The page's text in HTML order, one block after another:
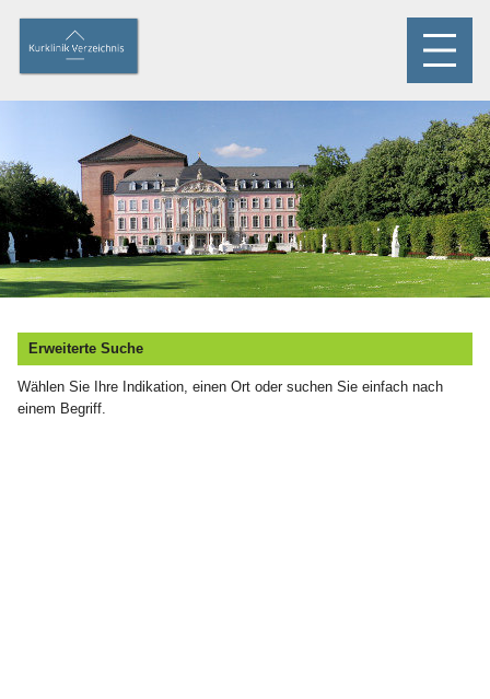
Erweiterte Suche
Wählen Sie Ihre Indikation, einen Ort oder suchen Sie einfach nach
einem Begriff.